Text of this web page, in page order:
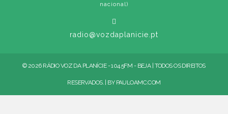
nacional)
radio@vozdaplanicie.pt
© 2026 RÁDIO VOZ DA PLANÍCIE - 104.5FM - BEJA | TODOS OS DIREITOS
RESERVADOS. | BY PAULOAMC.COM